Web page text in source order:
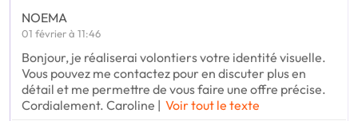
NOEMA
01 février à 11:46
Bonjour, je réaliserai volontiers votre identité visuelle.
Vous pouvez me contactez pour en discuter plus en
détail et me permettre de vous faire une offre précise.
Cordialement. Caroline | Voir tout le texte